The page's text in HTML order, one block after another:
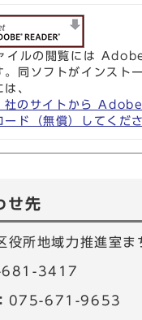
イルの閲覧には
。同ソフトがインスト
、
のサイトから
ード（無償）してくださ
せ先
役所地域力推進室ま
3417
075-671-9653